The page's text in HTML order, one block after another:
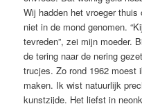
Wij hadden het vroeger
niet in de mond genomen.
tevreden”, zei mijn moeder.
de tering naar de nering
trucjes. Zo rond 1962 moest
maken. Ik wist natuurlijk
kunstzijde. Het liefst in